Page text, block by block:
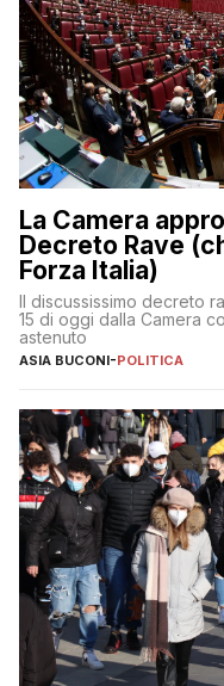
La Camera
Decreto Rave
Forza Italia)
Il discussissimo decreto
15 di oggi dalla Camera
astenuto
ASIA BUCONI-POLITICA